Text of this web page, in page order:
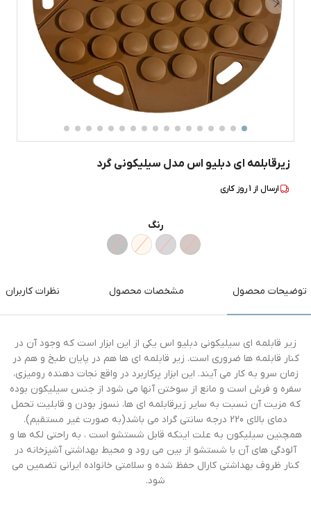
زیرقابلمه ای دبلیو اس مدل سیلیکونی گرد
ارسال از 1روز کاری
رنگ
توضیحات محصول مشخصات محصول نظرات کاربران
زیر قابلمه ای سیلیکونی دبلیو اس یکی از این ابزار است که وجود آن در
کنار قابلمه ها ضروری است. زیر قابلمه ای ها هم در پایان طبخ و هم در
زمان سرو به کار می آیند. این ابزار پرکاربرد در واقع نجات دهنده رومیزی،
سفره و فرش است و مانع از سوختن آنها می شود از جنس سیلیکون بوده
که مزیت آن نسبت به سایر زیرقابلمه ای ها، نسوز بودن و قابلیت تحمل
دمای بالای 220 درجه سانتی گراد می باشد(به صورت غیر مستقیم).
همچنین سیلیکون به علت اینکه قابل شستشو است ، به راحتی لکه ها و
آلودگی های آن با شستشو از بین می رود و محیط بهداشتی آشپزخانه در
کنار ظروف بهداشتی کارال حفظ شده و سلامتی خانواده ایرانی تضمین می
شود.